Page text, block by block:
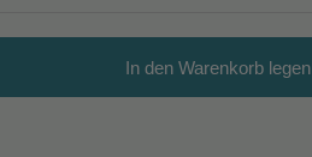
In den Warenkorb legen